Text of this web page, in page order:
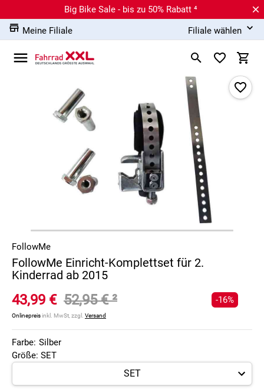
Big Bike Sale - bis zu 50% Rabatt ⁴
Meine Filiale
Filiale wählen
FollowMe
FollowMe Einricht-Komplettset für 2.
Kinderrad ab 2015
43,99 € 52,95 €²
Onlinepreisinkl. MwSt, zzgl. Versand
-16%
Farbe: Silber
Größe: SET